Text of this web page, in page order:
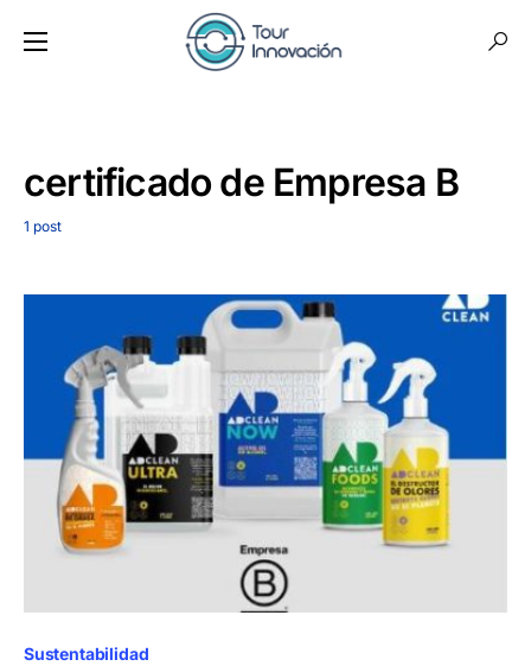
certificado de Empresa B
1 post
Sustentabilidad